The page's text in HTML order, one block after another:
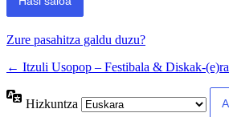
Zure pasahitza galdu duzu?
← Itzuli Usopop – Festibala & Diskak-(e)ra
Hizkuntza